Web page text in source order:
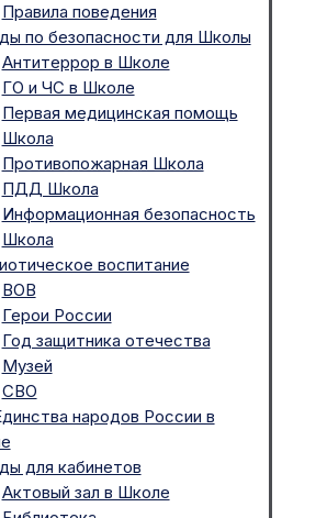
Правила поведения
по безопасности для Школы
Антитеррор в Школе
ГО и ЧС в Школе
Первая медицинская помощь
Школа
Противопожарная Школа
ПДД Школа
Информационная безопасность
Школа
воспитание
ВОВ
Герои России
Год защитника отечества
Музей
СВО
народов России в
для кабинетов
Актовый зал в Школе